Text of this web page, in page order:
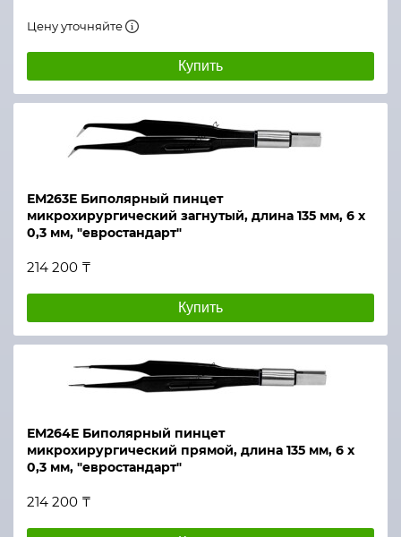
Цену уточняйте
Купить
ЕМ263Е Биполярный пинцет
микрохирургический загнутый, длина 135 мм, 6 х
0,3 мм, "евростандарт"
214 200 ₸
Купить
ЕМ264Е Биполярный пинцет
микрохирургический прямой, длина 135 мм, 6 х
0,3 мм, "евростандарт"
214 200 ₸